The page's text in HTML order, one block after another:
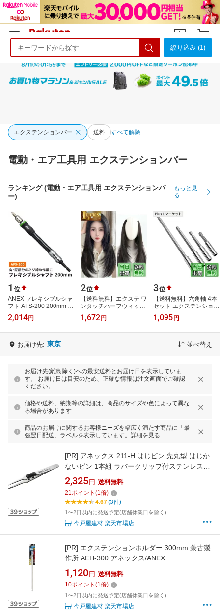
ようこそ 楽天市場へ ログイン
絞り込み (1)
エクステンションバー 送料 すべて解除
電動・エア工具用 エクステンションバー
ランキング (電動・エア工具用 エクステンションバ
ー)
もっと見
る
1 位
ANEX フレキシブルシャ
フト AFS-200 200mm ア
ネックス 電動用 DIY 曲
がる工具
2,014 円
2位
【送料無料】エクステ ワ
ンタッチハーフウィッグ
襟足 人工毛・U型 インナ
ー グ つ レイヤー ストレ
1,672 円
3位
【送料無料】六角軸 4本
セット エクステンション
バー ビット 六角延長バ
ー 6.35mm(1/4")シャンク
1,095 円
お届け先: 東京 並べ替え
お届け先(離島除く)への最安送料とお届け日を表示していま
す。 お届け日は目安のため、正確な情報は注文画面でご確認
ください。
価格や送料、納期等の詳細は、商品のサイズや色によって異な
る場合があります
商品のお届けに関するお客様ニーズを幅広く満たす商品に「最
強翌日配送」ラベルを表示しています。 詳細を見る
[PR] アネックス 211-H はじピン 先丸型 はじか
ないピン 1本組 ラバークリップ付ステンレスピ
ンセット
2,325 円 送料無料
21ポイント (1倍)
4.67(3件)
1〜2日以内に発送予定(店舗休業日を除く)
今戸屋建材 楽天市場店
[PR] エクステンションホルダー 300mm 兼古製
作所 AEH-300 アネックス/ANEX
1,120 円 送料無料
10ポイント (1倍)
1〜2日以内に発送予定(店舗休業日を除く)
今戸屋建材 楽天市場店